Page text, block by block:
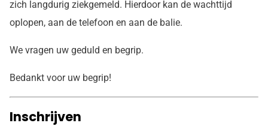
zich langdurig ziekgemeld. Hierdoor kan de wachttijd
oplopen, aan de telefoon en aan de balie.
We vragen uw geduld en begrip.
Bedankt voor uw begrip!
Inschrijven